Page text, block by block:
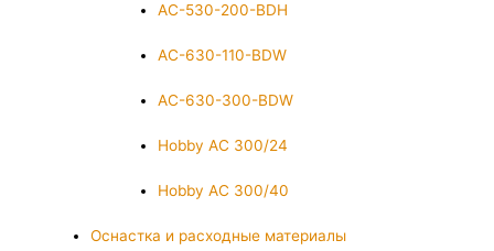
AC-530-200-BDH
AC-630-110-BDW
AC-630-300-BDW
Hobby AC 300/24
Hobby AC 300/40
Оснастка и расходные материалы